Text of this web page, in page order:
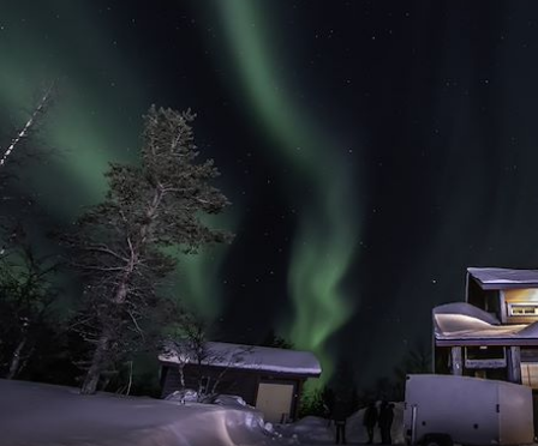
Aurores boréales
Observation animalière
Ski de fond Traîneau à chiens
Vélo
Afficher plus